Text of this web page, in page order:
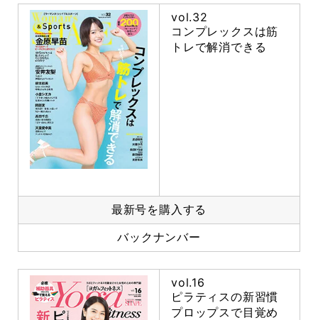
vol.32
コンプレックスは筋
トレで解消できる
最新号を購入する
バックナンバー
vol.16
ピラティスの新習慣
プロップスで目覚め